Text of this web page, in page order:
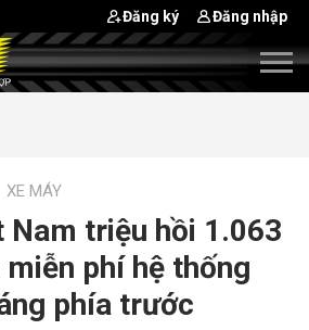
Đăng ký Đăng nhập
XE MÁY
Nam triệu hồi 1.063
phí hệ thống
phía trước